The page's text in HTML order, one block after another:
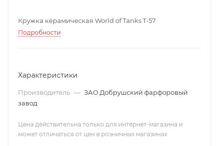
Кружка керамическая World of Tanks T-57
Подробности
Характеристики
Производитель — ЗАО Добрушский фарфоровый
завод
Цена действительна только для интернет-магазина и
может отличаться от цен в розничных магазинах